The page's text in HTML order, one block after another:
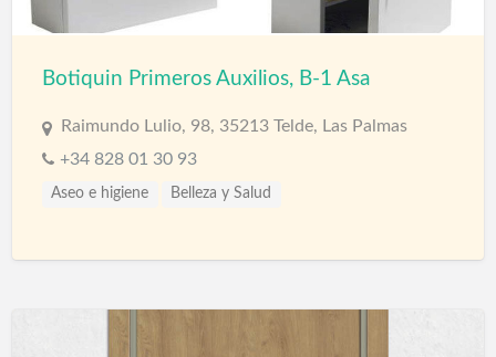
Botiquin Primeros Auxilios, B-1 Asa
Raimundo Lulio, 98, 35213 Telde, Las Palmas
+34 828 01 30 93
Aseo e higiene Belleza y Salud